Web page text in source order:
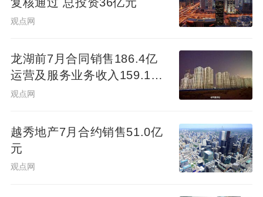
货值。
额将在未来几个月内转为合约销售。目前瑞
安房地产已经锁定销售总额为175.21亿元，
将于2025年下半年及以后交付并陆续在财务
颖表示。
其指出，尽管中国住宅市场整体复苏仍较缓
观点网
龙湖前7月合同销售186.4亿
运营及服务业务收入159.1亿
元
观点网
越秀地产7月合约销售51.0亿
元
观点网